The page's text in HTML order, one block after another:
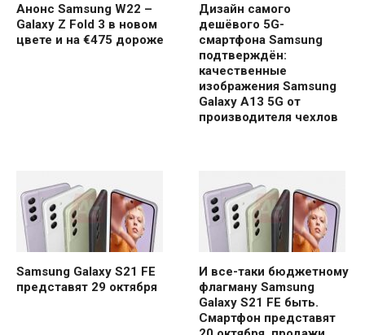
Анонс Samsung W22 –
Galaxy Z Fold 3 в новом
цвете и на €475 дороже
Дизайн самого
дешёвого 5G-
смартфона Samsung
подтверждён:
качественные
изображения Samsung
Galaxy A13 5G от
производителя чехлов
Samsung Galaxy S21 FE
представят 29 октября
И все-таки бюджетному
флагману Samsung
Galaxy S21 FE быть.
Смартфон представят